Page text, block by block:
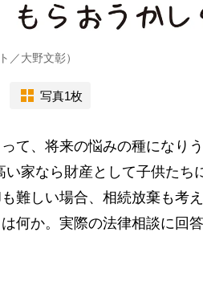
／大野文彰）
写真1枚
て、将来の悩みの種になり
家なら財産として子供たち
難しい場合、相続放棄も考え
何か。実際の法律相談に回